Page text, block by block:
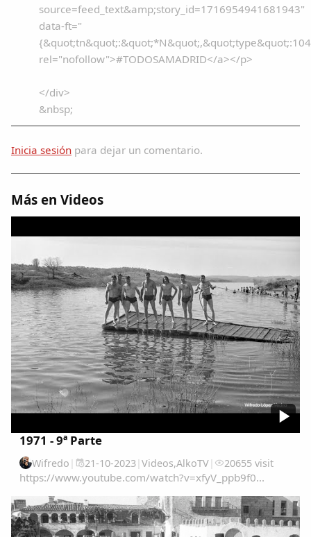
source=feed_text&amp;story_id=1716954941681943"
data-ft="
rel="nofollow">#TODOSAMADRID</a></p>
</div>
&nbsp;
Inicia sesión para dejar un comentario.
Más en Videos
1971 - 9ª Parte
Wifredo | 21-10-2023| Videos,AlkoTV| 20655 visit
https://www.youtube.com/watch?v=xfyV_ppb9f0...